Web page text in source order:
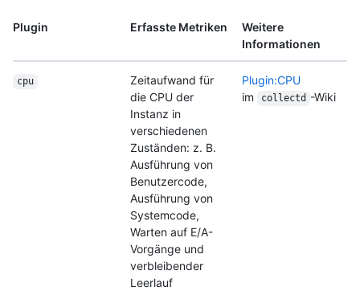
Plugin Erfasste Metriken
Weitere
Informationen
cpu
Zeitaufwand für
die CPU der
Instanz in
verschiedenen
Zuständen: z. B.
Ausführung von
Benutzercode,
Ausführung von
Systemcode,
Warten auf E/A-
Vorgänge und
verbleibender
Leerlauf
Plugin:CPU
im
collectd -Wiki